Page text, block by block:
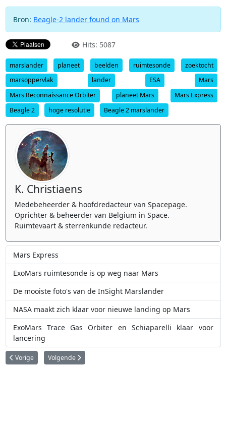
Bron: Beagle-2 lander found on Mars
Hits: 5087
marslander planeet beelden ruimtesonde
zoektocht
marsoppervlak
lander ESA
Mars
Mars Reconnaissance Orbiter
planeet Mars
Mars Express
Beagle 2
hoge resolutie Beagle 2 marslander
K. Christiaens
Medebeheerder & hoofdredacteur van Spacepage.
Oprichter & beheerder van Belgium in Space.
Ruimtevaart & sterrenkunde redacteur.
Mars Express
ExoMars ruimtesonde is op weg naar Mars
De mooiste foto's van de InSight Marslander
NASA maakt zich klaar voor nieuwe landing op Mars
ExoMars Trace Gas Orbiter en Schiaparelli klaar voor
lancering
Vorig artikel: Wat is de heldere vlek op Ceres?
Vorige Volgende artikel: Vaarwel Venus Express
Volgende